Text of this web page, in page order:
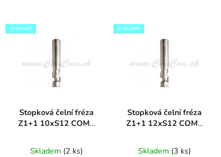
DIAMANT
Stopková čelní fréza
Z1+1 10xS12 COMP
Skladem (2 ks)
DIAMANT
Stopková čelní fréza
Z1+1 12xS12 COMP
Skladem (3 ks)